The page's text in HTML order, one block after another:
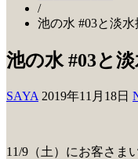
/
池の水 #03と淡
池の水 #03と
SAYA 2019年11月18日
11/9（土）にお客さま